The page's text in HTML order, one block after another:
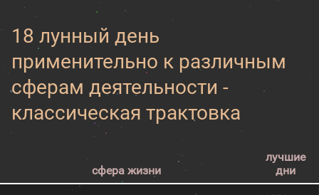
18 лунный день
применительно к различным
сферам деятельности -
классическая трактовка
сфера жизни
лучшие
дни